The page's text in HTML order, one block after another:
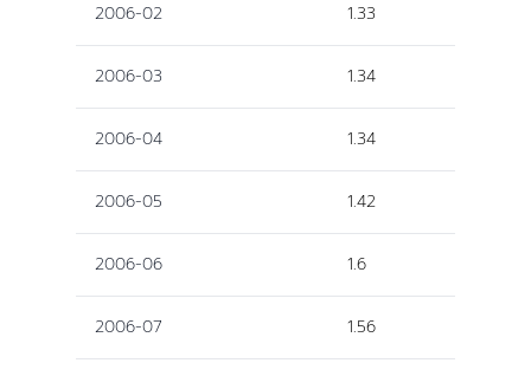
2006-02 1.33
2006-03 1.34
2006-04 1.34
2006-05 1.42
2006-06 1.6
2006-07 1.56